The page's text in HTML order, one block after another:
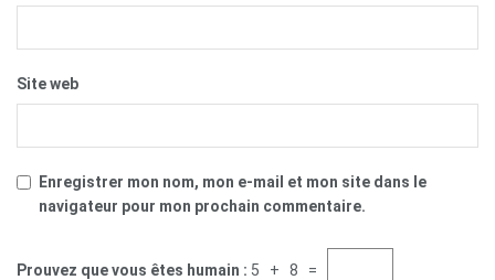
Site web
Enregistrer mon nom, mon e-mail et mon site dans le
navigateur pour mon prochain commentaire.
Prouvez que vous êtes humain : 5 + 8 =